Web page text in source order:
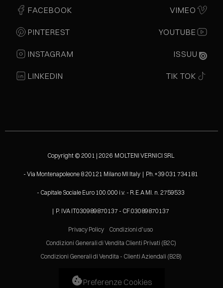
FACEBOOK
PINTEREST
INSTAGRAM
LINKEDIN
VIMEO
YOUTUBE
ISSUU
TIK TOK
Copyright © 2001 | 2026 MOLTENI VERNICI SRL
- Via Montenapoleone 8 20121 Milano MI Italy | Ph.+39 031 734181
- Capitale Sociale Euro 100.000 i.v. - R.E.A MI. n. 2759533
| P. IVA IT030989870137 - CF.03089870137
Privacy Policy
Condizioni d'uso
Condizioni Generali di Vendita Clienti Privati (B2C)
Condizioni Generali di Vendita - Clienti Aziendali (B2B)
Preferenze Cookies